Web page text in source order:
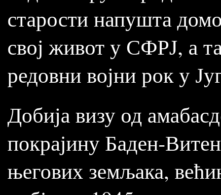
старости напушта
свој живот у СФРЈ, а
редовни војни рок у
Добија визу од
покрајину Баден-
његових земљака,